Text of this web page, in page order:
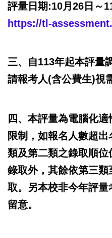
評量日期:10月26日～
https://tl-
三、自113年起本評量
請報考人(含公費生)視
四、本評量為電腦化
限制，如報名人數超
類及第二類之錄取順
錄取外，其餘依第三
取。另本校非今年評量
留意。